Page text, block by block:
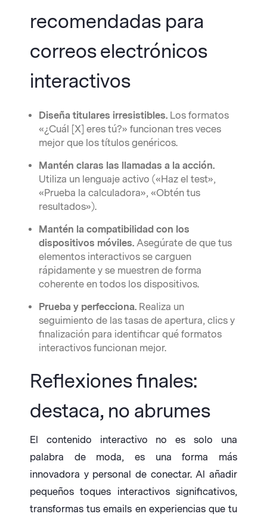
recomendadas para
correos electrónicos
interactivos
Diseña titulares irresistibles. Los formatos
«¿Cuál [X] eres tú?» funcionan tres veces
mejor que los títulos genéricos.
Mantén claras las llamadas a la acción.
Utiliza un lenguaje activo («Haz el test»,
«Prueba la calculadora», «Obtén tus
resultados»).
Mantén la compatibilidad con los
dispositivos móviles. Asegúrate de que tus
elementos interactivos se carguen
rápidamente y se muestren de forma
coherente en todos los dispositivos.
Prueba y perfecciona. Realiza un
seguimiento de las tasas de apertura, clics y
finalización para identificar qué formatos
interactivos funcionan mejor.
Reflexiones finales:
destaca, no abrumes
El contenido interactivo no es solo una
palabra de moda, es una forma más
innovadora y personal de conectar. Al añadir
pequeños toques interactivos significativos,
transformas tus emails en experiencias que tu